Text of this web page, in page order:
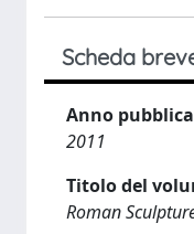
Scheda
Anno
2011
Titolo del
Roman